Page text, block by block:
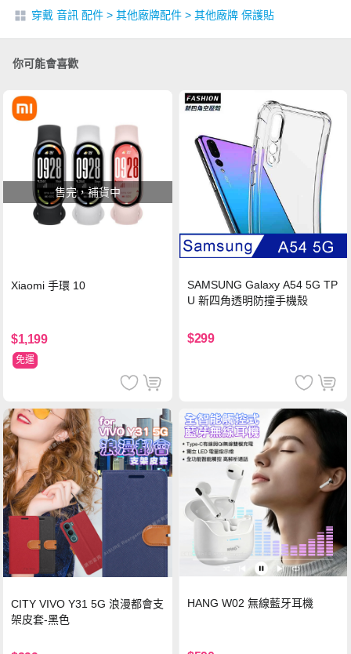
穿戴 音訊 配件 > 其他廠牌配件 > 其他廠牌 保護貼
你可能會喜歡
售完，補貨中
Xiaomi 手環 10
$1,199
免運
SAMSUNG Galaxy A54 5G TP
U 新四角透明防撞手機殼
$299
CITY VIVO Y31 5G 浪漫都會支
架皮套-黑色
HANG W02 無線藍牙耳機